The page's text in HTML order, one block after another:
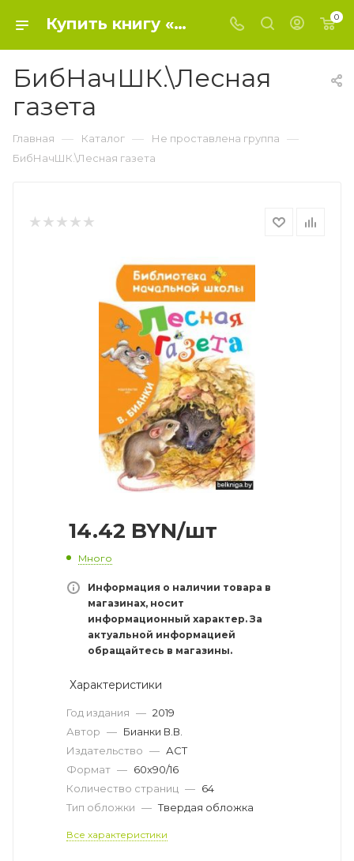
Купить книгу «БибНачШК.\Лесная газета» 2019, Бианки В.В. - Не проставлена группа 0
БибНачШК.\Лесная
газета
Главная — Каталог — Не проставлена группа —
БибНачШК.\Лесная газета
14.42 BYN/шт
Много
Информация о наличии товара в
магазинах, носит
информационный характер. За
актуальной информацией
обращайтесь в магазины.
Характеристики
Год издания — 2019
Автор — Бианки В.В.
Издательство — АСТ
Формат — 60x90/16
Количество страниц — 64
Тип обложки — Твердая обложка
Все характеристики